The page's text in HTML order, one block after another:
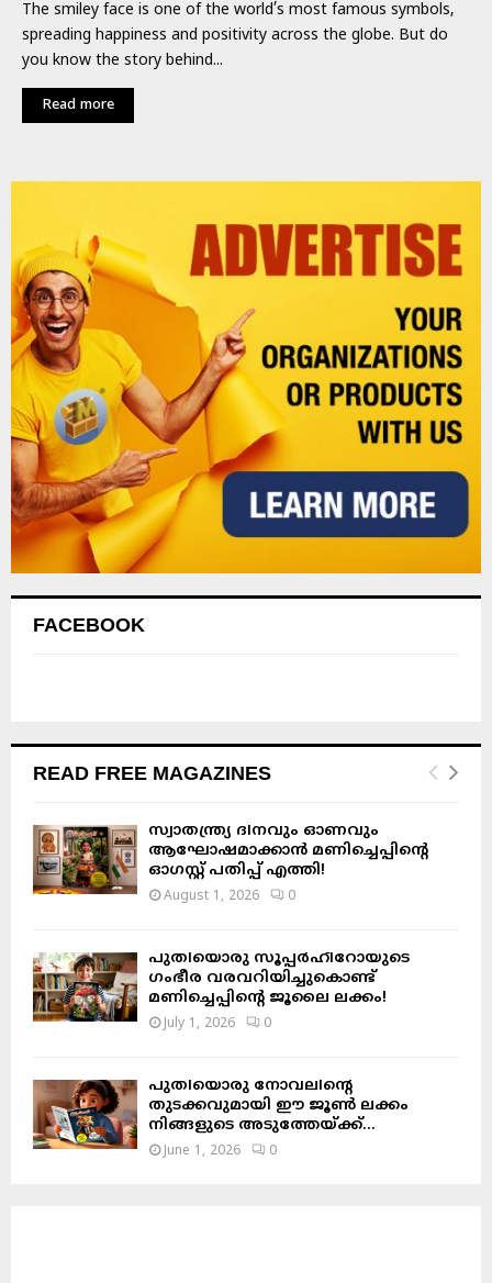
The smiley face is one of the world’s most famous symbols,
spreading happiness and positivity across the globe. But do
you know the story behind...
Read more
FACEBOOK
READ FREE MAGAZINES
സ്വാതന്ത്ര്യ ദിനവും ഓണവും
ആഘോഷമാക്കാൻ മണിച്ചെപ്പിന്റെ
ഓഗസ്റ്റ് പതിപ്പ് എത്തി!
August 1, 2026 0
പുതിയൊരു സൂപ്പർഹീറോയുടെ
ഗംഭീര വരവറിയിച്ചുകൊണ്ട്
മണിച്ചെപ്പിന്റെ ജൂലൈ ലക്കം!
July 1, 2026 0
പുതിയൊരു നോവലിന്റെ
തുടക്കവുമായി ഈ ജൂൺ ലക്കം
നിങ്ങളുടെ അടുത്തേയ്ക്ക്…
June 1, 2026 0